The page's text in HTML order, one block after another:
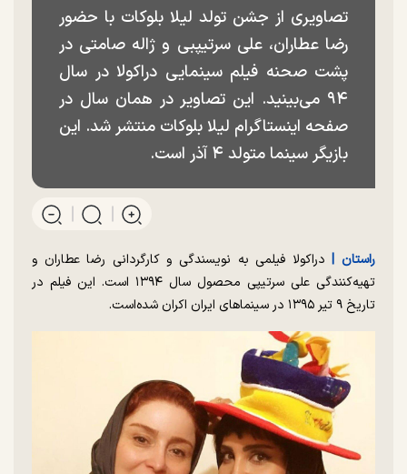
تصاویری از جشن تولد لیلا بلوکات با حضور
رضا عطاران، علی سرتیپبی و ژاله صامتی در
پشت صحنه فیلم سینمایی دراکولا در سال
۹۴ می‌بینید. این تصاویر در همان سال در
صفحه اینستاگرام لیلا بلوکات منتشر شد. این
بازیگر سینما متولد ۴ آذر است.
راستان |دراکولا فیلمی به نویسندگی و کارگردانی رضا عطاران و
تهیه‌کنندگی علی سرتیپی محصول سال ۱۳۹۴ است. این فیلم در
تاریخ ۹ تیر ۱۳۹۵ در سینما‌های ایران اکران شده‌است.